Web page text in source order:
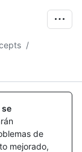
/
se
de
mejorado,